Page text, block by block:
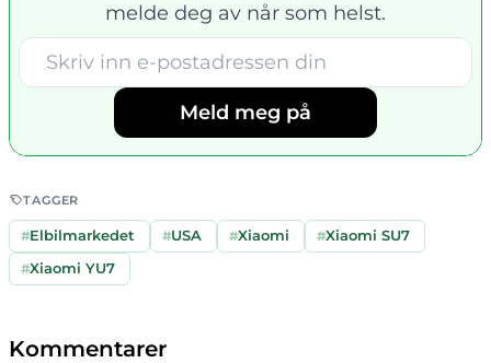
melde deg av når som helst.
Meld meg på
TAGGER
#Elbilmarkedet #USA #Xiaomi #Xiaomi SU7
#Xiaomi YU7
Kommentarer